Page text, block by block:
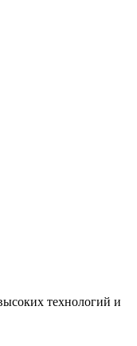
технологий и